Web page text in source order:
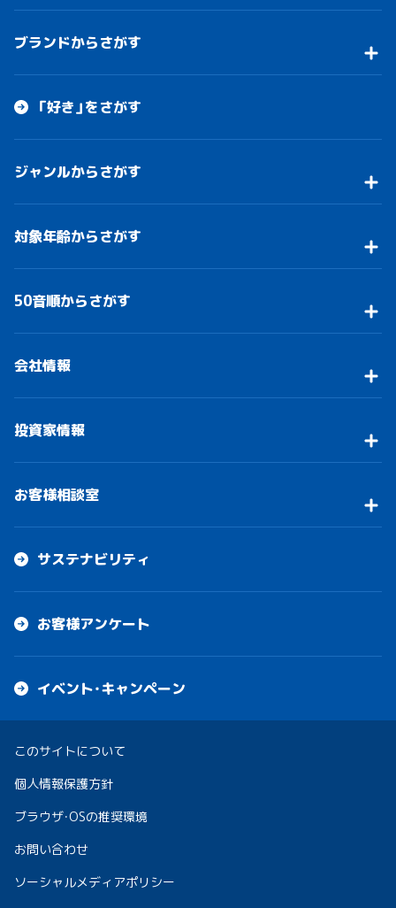
ブランドからさがす
「好き」をさがす
ジャンルからさがす
対象年齢からさがす
50音順からさがす
会社情報
投資家情報
お客様相談室
サステナビリティ
お客様アンケート
イベント・キャンペーン
このサイトについて
個人情報保護方針
ブラウザ・OSの推奨環境
お問い合わせ
ソーシャルメディアポリシー